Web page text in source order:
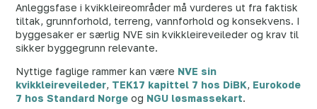
Anleggsfase i kvikkleireområder må vurderes ut fra faktisk
tiltak, grunnforhold, terreng, vannforhold og konsekvens. I
byggesaker er særlig NVE sin kvikkleireveileder og krav til
sikker byggegrunn relevante.
Nyttige faglige rammer kan være NVE sin
kvikkleireveileder, TEK17 kapittel 7 hos DiBK, Eurokode
7 hos Standard Norge og NGU løsmassekart.